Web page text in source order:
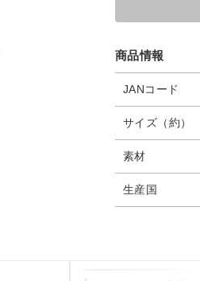
商品情報
JANコード
サイズ（約）
素材
生産国